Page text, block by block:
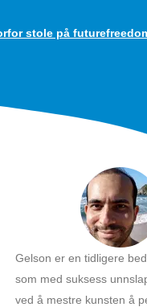
stole på
Gelson er en tidligere
som med suksess
ved å mestre kunsten å